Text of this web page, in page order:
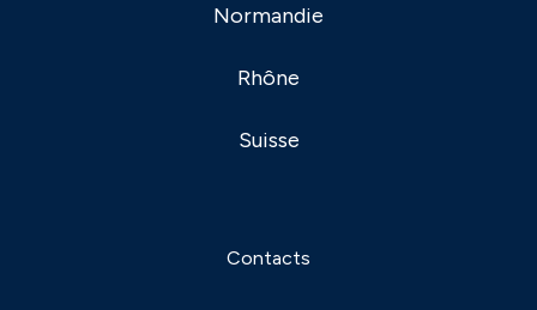
Normandie
Rhône
Suisse
Contacts